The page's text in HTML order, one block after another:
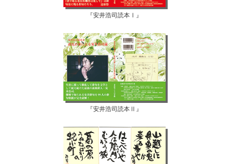
『安井浩司読本Ⅰ』
『安井浩司読本Ⅱ』